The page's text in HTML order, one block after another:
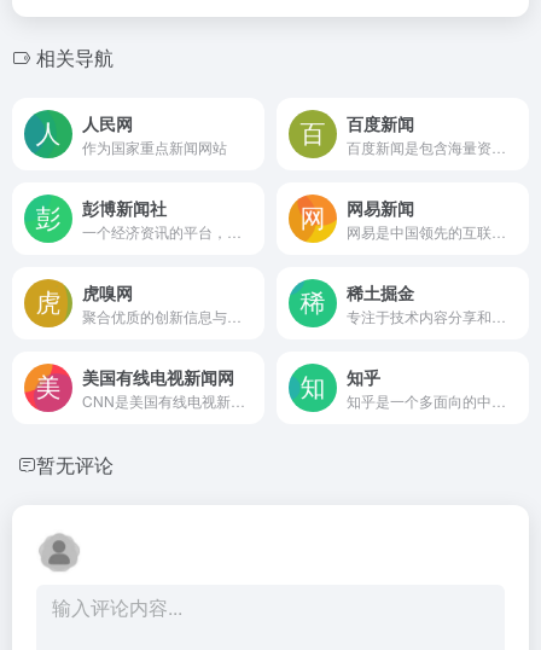
相关导航
人民网
作为国家重点新闻网站
百度新闻
彭博新闻社 网易新闻
虎嗅网 稀土掘金
美国有线电视新闻网 知乎
暂无评论